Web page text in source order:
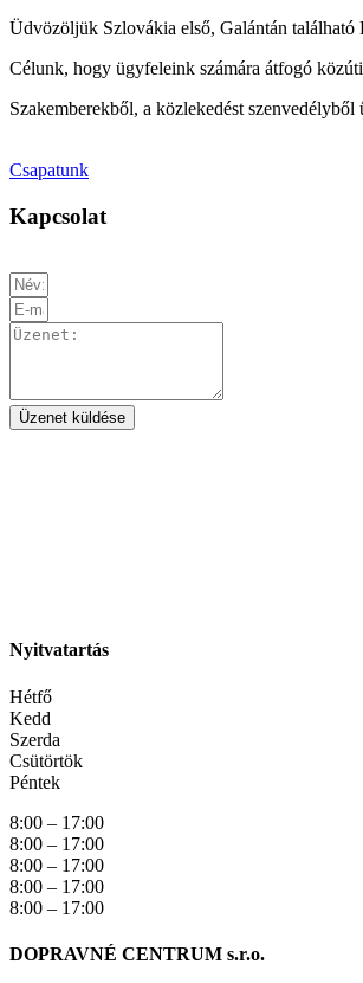
Üdvözöljük Szlovákia első, Galántán található
Célunk, hogy ügyfeleink számára átfogó
Szakemberekből, a közlekedést
Csapatunk
Kapcsolat
Üzenet küldése
Nyitvatartás
Hétfő
Kedd
Szerda
Csütörtök
Péntek
8:00 – 17:00
8:00 – 17:00
8:00 – 17:00
8:00 – 17:00
8:00 – 17:00
DOPRAVNÉ CENTRUM s.r.o.